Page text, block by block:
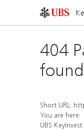
404
found
Short URL:
You are here:
UBS